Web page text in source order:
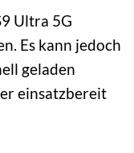
Ultra 5G
Es kann jedoch
geladen
einsatzbereit